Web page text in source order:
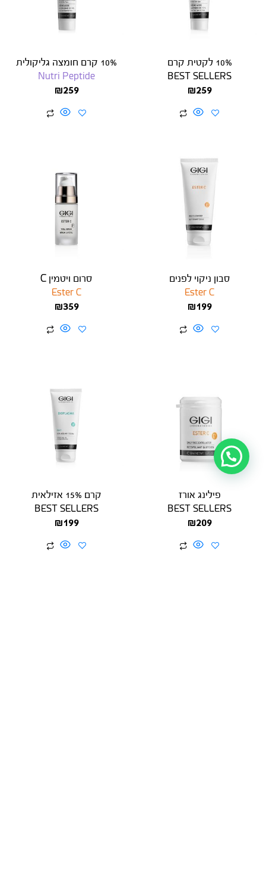
10% לקטית קרם
BEST SELLERS
₪259
10% קרם חומצה גליקולית
Nutri Peptide
₪259
סבון ניקוי לפנים
Ester C
₪199
סרום ויטמין C
Ester C
₪359
פילינג אורז
BEST SELLERS
₪209
קרם 15% אזילאית
BEST SELLERS
₪199